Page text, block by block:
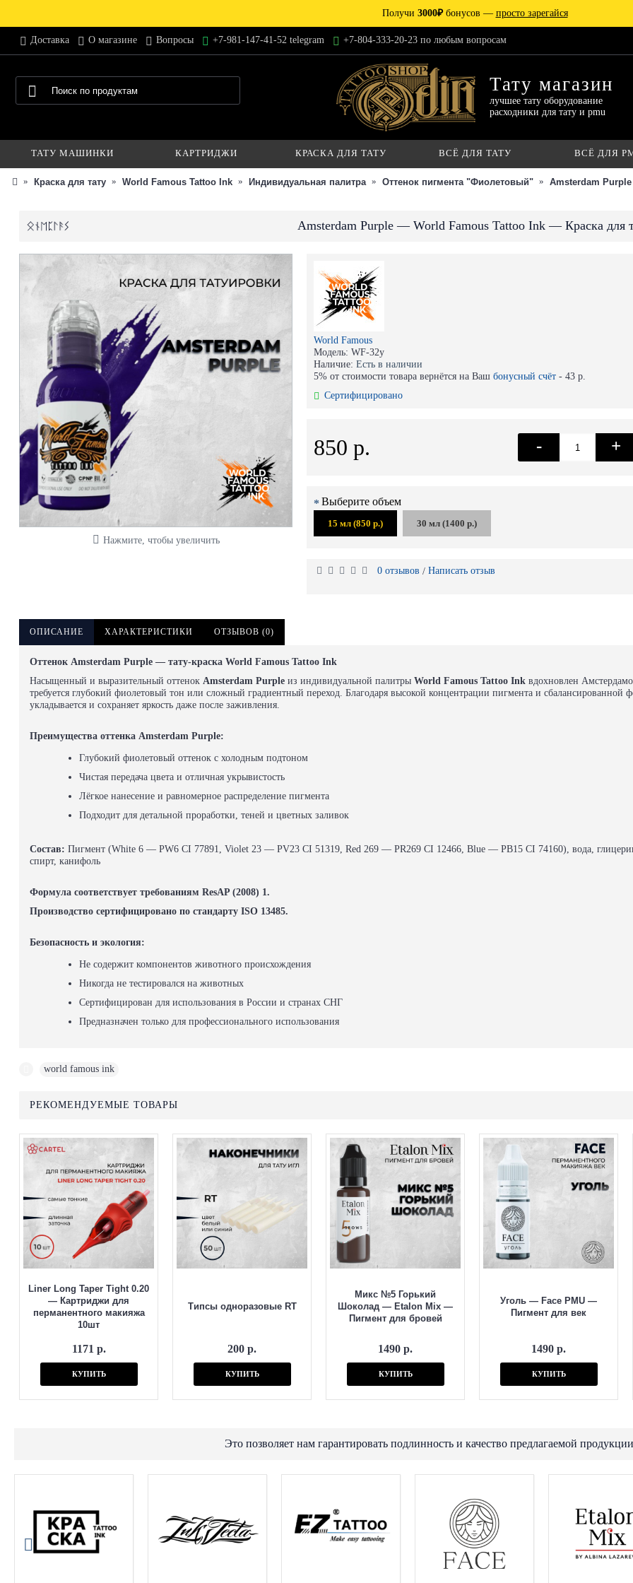
Получи 3000₽бонусов — просто зарегайся
Доставка О магазине Вопросы +7-981-147-41-52 telegram +7-804-333-20-23 по любым вопросам
Тату магазин
лучшее тату оборудование
расходники для тату и pmu
ТАТУ МАШИНКИ КАРТРИДЖИ КРАСКА ДЛЯ ТАТУ ВСЁ ДЛЯ ТАТУ ВСЁ ДЛЯ
Краска для тату World Famous Tattoo Ink Индивидуальная палитра Оттенок пигмента "Фиолетовый" Amsterdam
Amsterdam Purple — World Famous Tattoo Ink — Краска для
Нажмите, чтобы увеличить
World Famous
Модель: WF-32у
Наличие: Есть в наличии
5% от стоимости товара вернётся на Ваш бонусный счёт - 43 р.
Сертифицировано
850 р. - +
Выберите объем
15 мл (850 р.) 30 мл (1400 р.)
0 отзывов / Написать отзыв
ОПИСАНИЕ ХАРАКТЕРИСТИКИ ОТЗЫВОВ (0)
Оттенок Amsterdam Purple — тату-краска World Famous Tattoo Ink
Насыщенный и выразительный оттенок Amsterdam Purple из индивидуальной палитры World Famous Tattoo Ink вдохновлен
требуется глубокий фиолетовый тон или сложный градиентный переход. Благодаря высокой концентрации пигмента и сбалансированной
укладывается и сохраняет яркость даже после заживления.
Преимущества оттенка Amsterdam Purple:
Глубокий фиолетовый оттенок с холодным подтоном
Чистая передача цвета и отличная укрывистость
Лёгкое нанесение и равномерное распределение пигмента
Подходит для детальной проработки, теней и цветных заливок
Состав: Пигмент (White 6 — PW6 CI 77891, Violet 23 — PV23 CI 51319, Red 269 — PR269 CI 12466, Blue — PB15 CI 74160), вода,
спирт, канифоль
Формула соответствует требованиям ResAP (2008) 1.
Производство сертифицировано по стандарту ISO 13485.
Безопасность и экология:
Не содержит компонентов животного происхождения
Никогда не тестировался на животных
Сертифицирован для использования в России и странах СНГ
Предназначен только для профессионального использования
world famous ink
РЕКОМЕНДУЕМЫЕ ТОВАРЫ
Liner Long Taper Tight 0.20
— Картриджи для
перманентного макияжа
10шт
1171 р.
КУПИТЬ
Типсы одноразовые RT
200 р.
КУПИТЬ
Микс №5 Горький
Шоколад — Etalon Mix —
Пигмент для бровей
1490 р.
КУПИТЬ
Уголь — Face PMU —
Пигмент для век
1490 р.
КУПИТЬ
Это позволяет нам гарантировать подлинность и качество предлагаемой